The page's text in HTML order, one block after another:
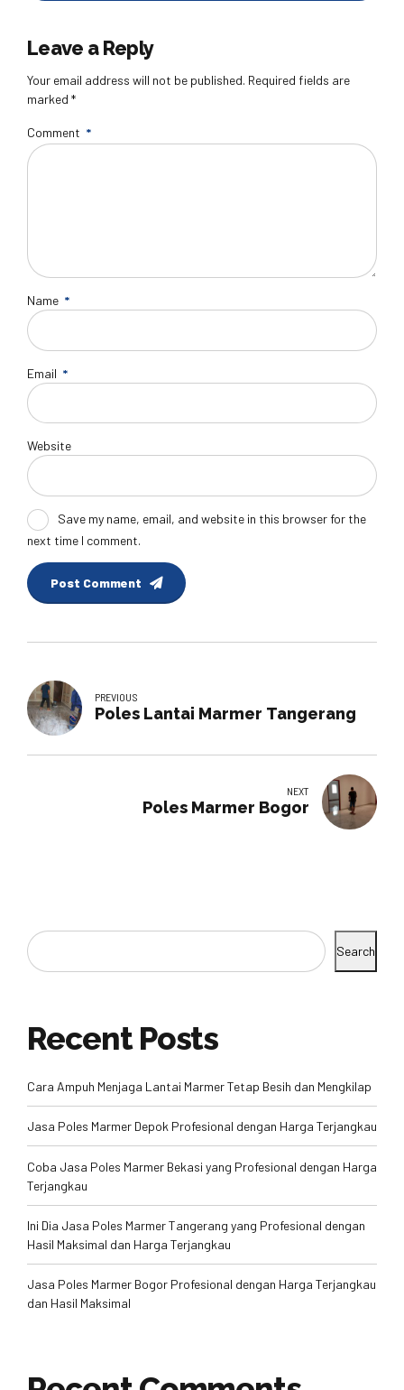
Leave a Reply
Your email address will not be published. Required fields are
marked *
Comment *
Name *
Email *
Website
Save my name, email, and website in this browser for the
next time I comment.
Post Comment
PREVIOUS
Poles Lantai Marmer Tangerang
NEXT
Poles Marmer Bogor
Search
Recent Posts
Cara Ampuh Menjaga Lantai Marmer Tetap Besih dan Mengkilap
Jasa Poles Marmer Depok Profesional dengan Harga Terjangkau
Coba Jasa Poles Marmer Bekasi yang Profesional dengan Harga
Terjangkau
Ini Dia Jasa Poles Marmer Tangerang yang Profesional dengan
Hasil Maksimal dan Harga Terjangkau
Jasa Poles Marmer Bogor Profesional dengan Harga Terjangkau
dan Hasil Maksimal